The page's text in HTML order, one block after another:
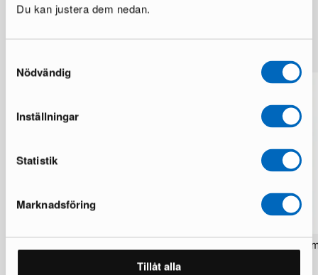
Du kan justera dem nedan.
Nödvändig
Inställningar
Statistik
Marknadsföring
Tillåt alla
Lisää samalta brändiltä
Pakistan handknotted